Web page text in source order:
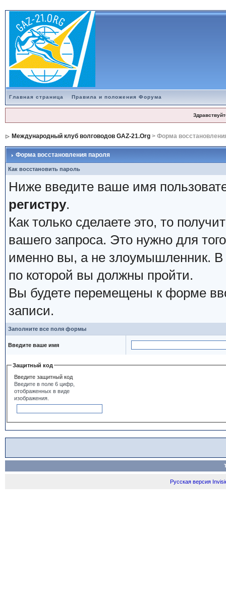
Главная страница Правила и положения Форума
Международный клуб волговодов GAZ-21.Org> Форма
Форма восстановления пароля
Как восстановить пароль
Ниже введите ваше имя
регистру.
Как только сделаете это, то
вашего запроса. Это нужно для
именно вы, а не злоумышленник. В
по которой вы должны пройти.
Вы будете перемещены к форме
записи.
Заполните все поля формы
Введите ваше имя
Защитный код
Введите защитный код
Введите в поле 6 цифр,
отображенных в виде
изображения.
Русская версия